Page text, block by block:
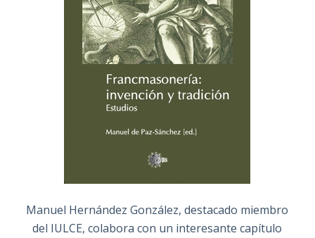
Manuel Hernández González, destacado miembro
del IULCE, colabora con un interesante capítulo